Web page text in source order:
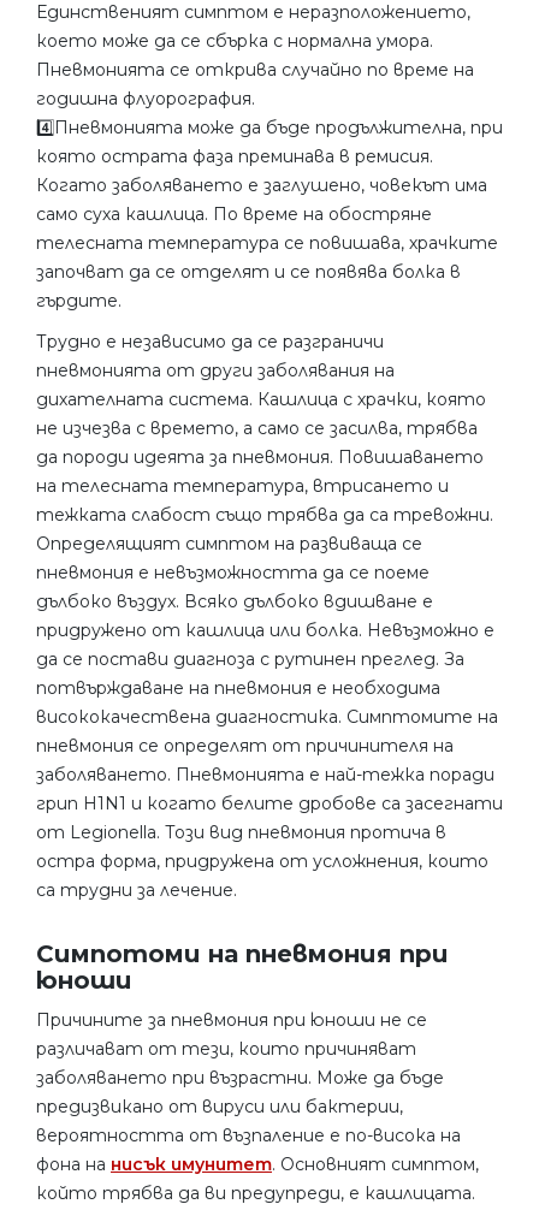
Единственият симптом е неразположението,
което може да се сбърка с нормална умора.
Пневмонията се открива случайно по време на
годишна флуорография.
4️⃣Пневмонията може да бъде продължителна, при
която острата фаза преминава в ремисия.
Когато заболяването е заглушено, човекът има
само суха кашлица. По време на обостряне
телесната температура се повишава, храчките
започват да се отделят и се появява болка в
гърдите.
Трудно е независимо да се разграничи
пневмонията от други заболявания на
дихателната система. Кашлица с храчки, която
не изчезва с времето, а само се засилва, трябва
да породи идеята за пневмония. Повишаването
на телесната температура, втрисането и
тежката слабост също трябва да са тревожни.
Определящият симптом на развиваща се
пневмония е невъзможността да се поеме
дълбоко въздух. Всяко дълбоко вдишване е
придружено от кашлица или болка. Невъзможно е
да се постави диагноза с рутинен преглед. За
потвърждаване на пневмония е необходима
висококачествена диагностика. Симптомите на
пневмония се определят от причинителя на
заболяването. Пневмонията е най-тежка поради
грип H1N1 и когато белите дробове са засегнати
от Legionella. Този вид пневмония протича в
остра форма, придружена от усложнения, които
са трудни за лечение.
Симпотоми на пневмония при
юноши
Причините за пневмония при юноши не се
различават от тези, които причиняват
заболяването при възрастни. Може да бъде
предизвикано от вируси или бактерии,
вероятността от възпаление е по-висока на
фона на нисък имунитет. Основният симптом,
който трябва да ви предупреди, е кашлицата.